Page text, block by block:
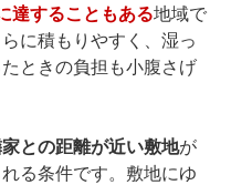
達することもある地域で
に積もりやすく、湿っ
ときの負担も小腹さげ
家との距離が近い敷地が
る条件です。敷地にゆ